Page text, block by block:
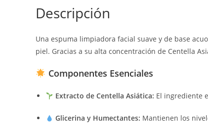
Descripción
Una espuma limpiadora facial suave y de base
piel. Gracias a su alta concentración de Centella
Componentes Esenciales
Extracto de Centella Asiática: El ingrediente
Glicerina y Humectantes: Mantienen los